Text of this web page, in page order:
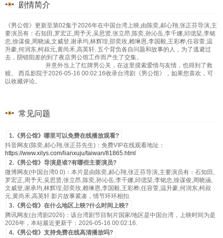
剧情简介
《男公馆》更新至第02集于2026年在中国台湾上映,由陈奕,郝心翔,张正芬导演,主
要演员有：石知田,罗宏正,周予天,吴思贤,张立昂,陈奕,孙沁岳,李千娜,邱偲琹,李铭
忠,徐谋俊,周晓涵,文威登,谢承均,林辉瑝,邵奕玫,赖琳恩,李国毅,王彩桦,任容萱,温
升豪,何润东,柯叔元,黄尚禾,高英轩. 五个背负各自问题和故事的人，为了逃避过
去，阴错阳差的到了夜店男公馆工作而产生了交集。
并意外当上了红牌男公关，在这里摸索爱情与友情，也得到了救
赎。 西瓜影院于2026-05-16 00:02:16收录台湾剧《男公馆》，如果您喜欢，可
以收藏评论。
常见问题
1.《男公馆》哪里可以免费在线播放观看?
抖音网友(陈奕,郝心翔,张正芬先生)：免费VIP在线观看地址：
https://www.xilys.com/lianxuju/taiwan/81865.html
2.《男公馆》导演是谁?有哪些主要演员?
微博网友(中国台湾0.0)：本片是由陈奕,郝心翔,张正芬导演,主要演员有：石知田,
罗宏正,周予天,吴思贤,张立昂,陈奕,孙沁岳,李千娜,邱偲琹,李铭忠,徐谋俊,周晓涵,
文威登,谢承均,林辉瑝,邵奕玫,赖琳恩,李国毅,王彩桦,任容萱,温升豪,何润东,柯叔
元,黄尚禾,高英轩.影片故事紧凑，情节环环相扣.
3.《男公馆》在什么地区上映?什么时间上映?
腾讯网友(台湾剧2026)：该台湾剧节目制片国家/地区是中国台湾，上映时间为是
2026年，本站最近更新于：2026-05-16 00:02:16.
4.《男公馆》支持免费在线高清播放吗?